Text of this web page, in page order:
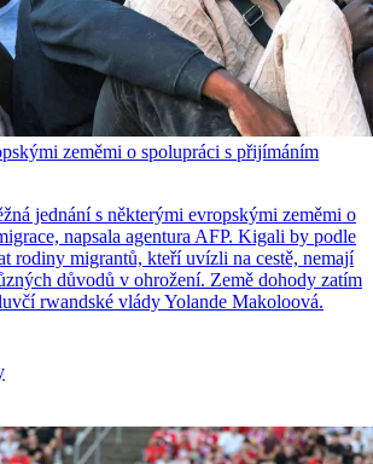
zeměmi o spolupráci s přijímáním
jednání s některými evropskými zeměmi o
napsala agentura AFP. Kigali by podle
rodiny migrantů, kteří uvízli na cestě, nemají
důvodů v ohrožení. Země dohody zatím
rwandské vlády Yolande Makoloová.